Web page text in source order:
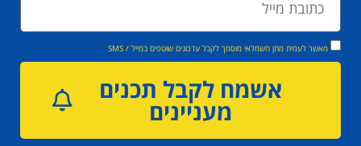
מאשר לעמית מתן חשמלאי מוסמך לקבל עדכונים שוטפים במייל / SMS
אשמח לקבל תכנים
מעניינים